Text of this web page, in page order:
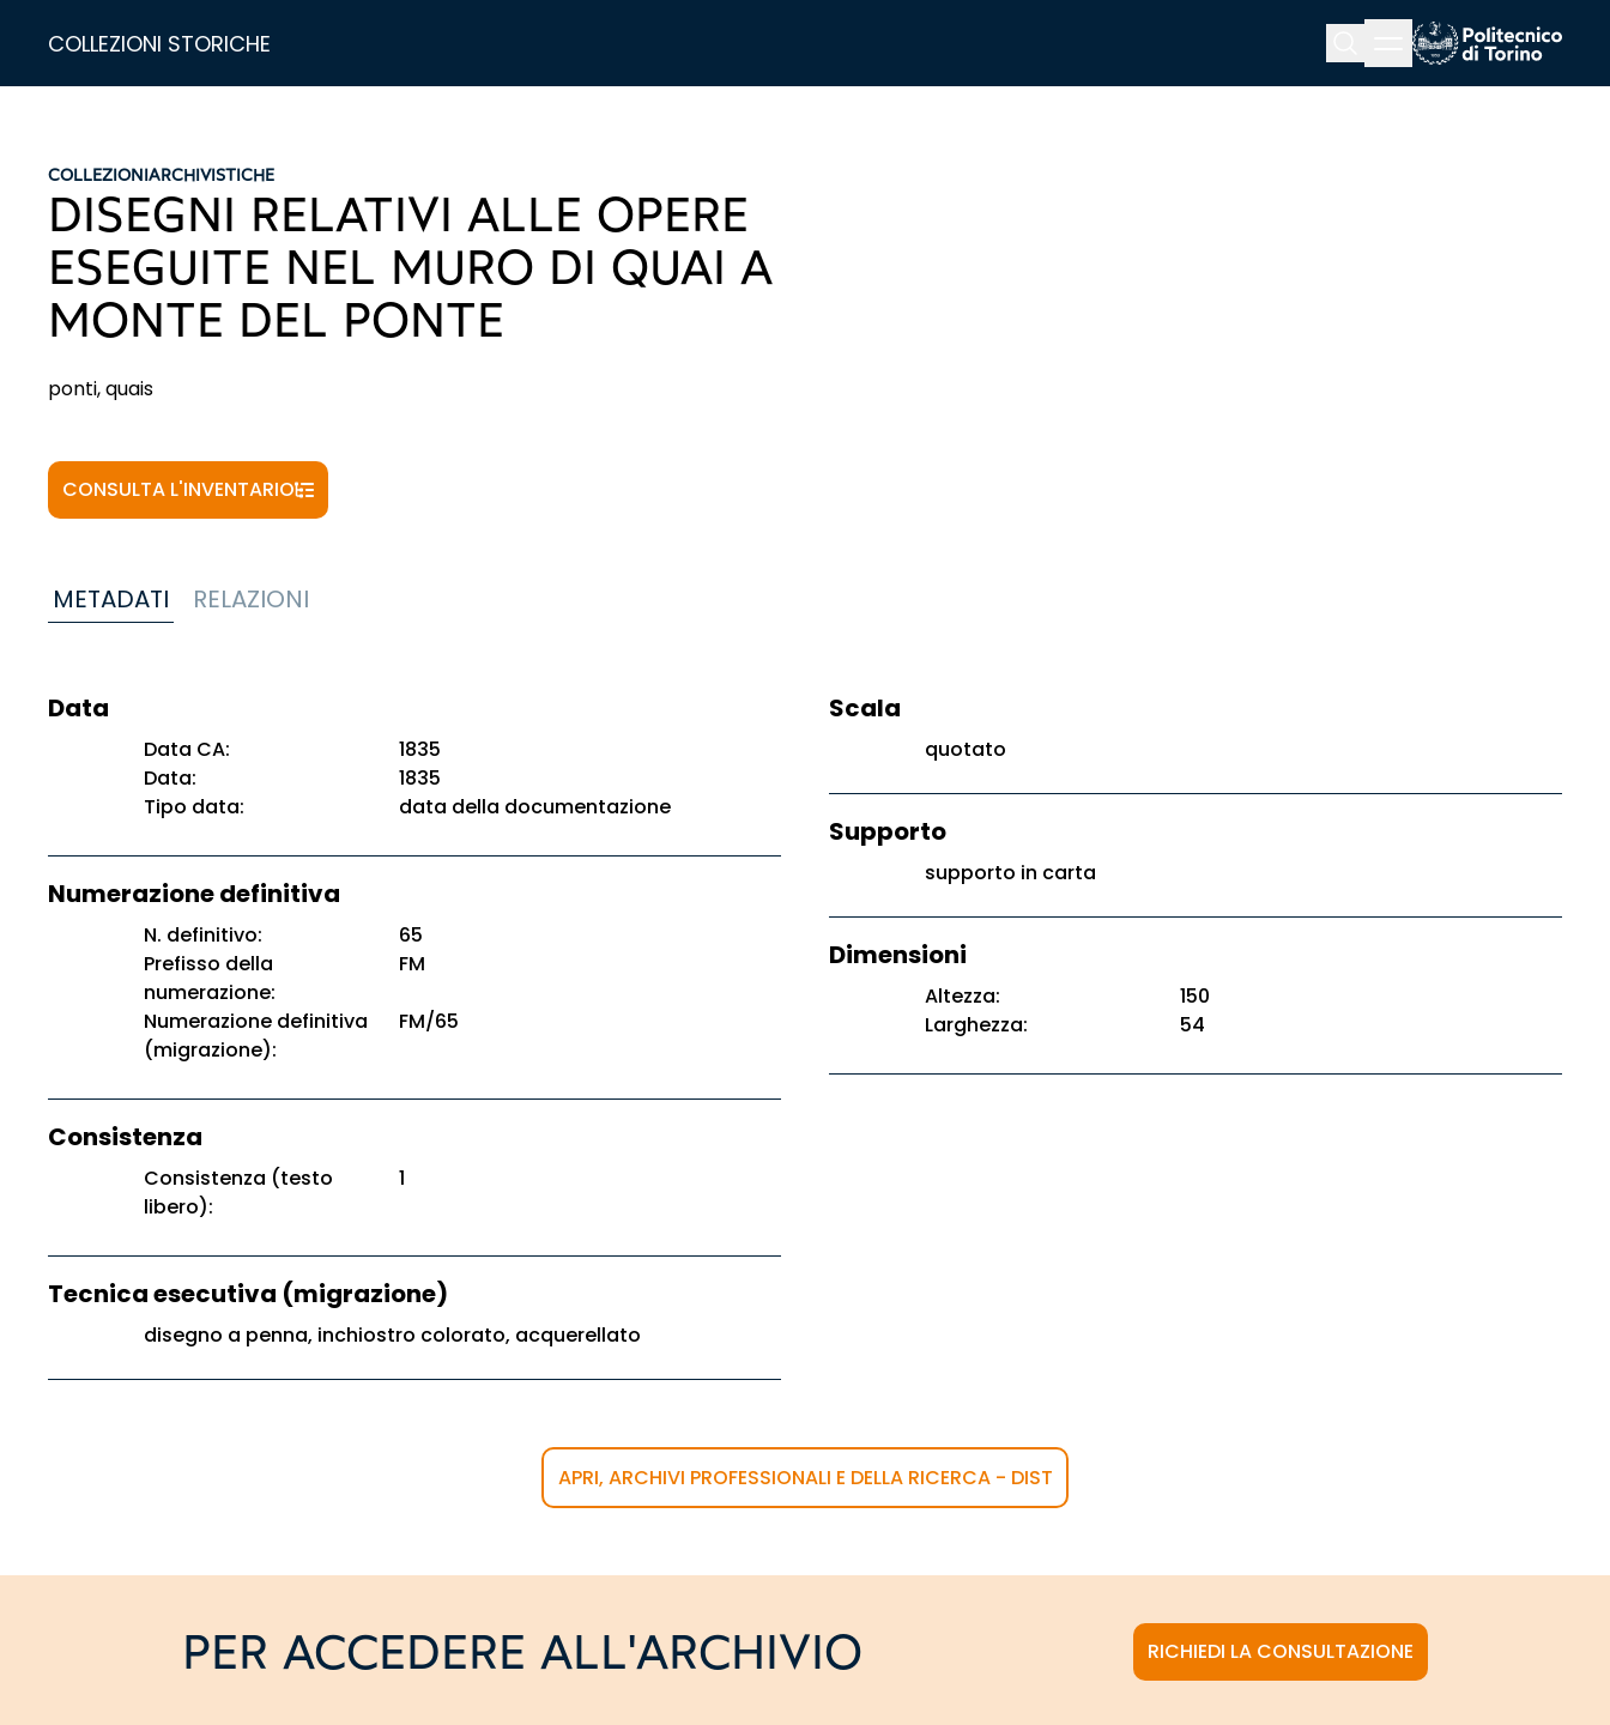
COLLEZIONI STORICHE
Menu button
COLLEZIONIARCHIVISTICHE
DISEGNI RELATIVI ALLE OPERE
ESEGUITE NEL MURO DI QUAI A
MONTE DEL PONTE
ponti, quais
CONSULTA L'INVENTARIO
METADATI RELAZIONI
Data
Data CA:
1835
Data:
1835
Tipo data:
data della documentazione
Numerazione definitiva
N. definitivo:
65
Prefisso della
numerazione:
FM
Numerazione definitiva
(migrazione):
FM/65
Consistenza
Consistenza (testo
libero):
1
Tecnica esecutiva (migrazione)
disegno a penna, inchiostro colorato, acquerellato
Scala
quotato
Supporto
supporto in carta
Dimensioni
Altezza:
150
Larghezza:
54
APRI, ARCHIVI PROFESSIONALI E DELLA RICERCA - DIST
PER ACCEDERE ALL'ARCHIVIO RICHIEDI LA CONSULTAZIONE